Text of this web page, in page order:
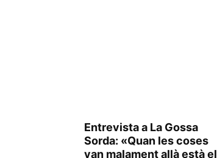
Entrevista a La Gossa
Sorda: «Quan les coses
van malament allà està el